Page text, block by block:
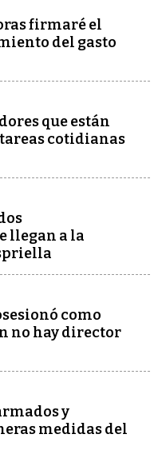
firmaré el
del gasto
que están
cotidianas
llegan a la
como
no hay director
y
medidas del